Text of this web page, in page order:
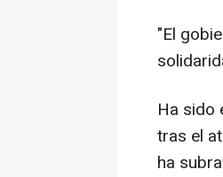
"El
Ha sido
tras el
ha